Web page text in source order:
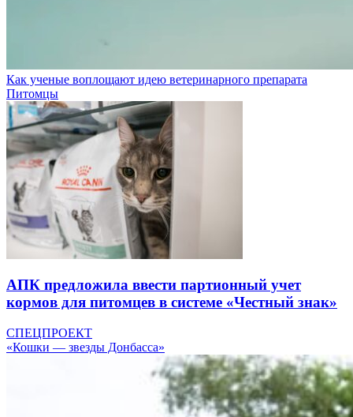
Как ученые воплощают идею ветеринарного препарата
Питомцы
АПК предложила ввести партионный учет
кормов для питомцев в системе «Честный знак»
СПЕЦПРОЕКТ
«Кошки — звезды Донбасса»